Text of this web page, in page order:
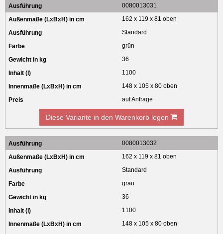
0080013031
162 x 119 x 81 oben
Standard
grün
36
1100
148 x 105 x 80 oben
auf Anfrage
Diese Variante in den Warenkorb legen
0080013032
162 x 119 x 81 oben
Standard
grau
36
1100
148 x 105 x 80 oben